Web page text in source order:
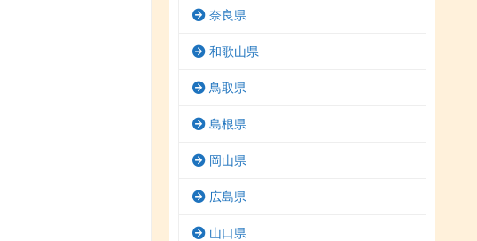
奈良県
和歌山県
鳥取県
島根県
岡山県
広島県
山口県